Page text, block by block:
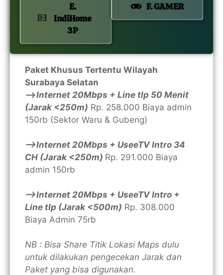
E.
IndiHome
3P
F. GAMER
Paket Khusus Tertentu Wilayah
Surabaya Selatan
—>Internet 20Mbps + Line tlp 50 Menit
(Jarak <250m) Rp. 258.000 Biaya admin
150rb (Sektor Waru & Gubeng)
—>Internet 20Mbps + UseeTV Intro 34
CH (Jarak <250m) Rp. 291.000 Biaya
admin 150rb
—>Internet 20Mbps + UseeTV Intro +
Line tlp (Jarak <500m) Rp. 308.000
Biaya Admin 75rb
NB : Bisa Share Titik Lokasi Maps dulu
untuk dilakukan pengecekan Jarak dan
Paket yang bisa digunakan.